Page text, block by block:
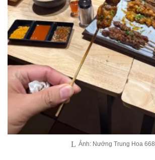
Ảnh: Nướng Trung Hoa 668